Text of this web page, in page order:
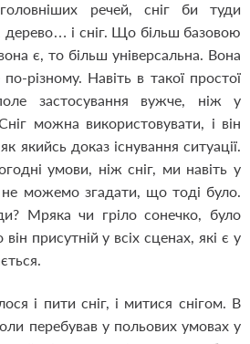
речей, сніг би туди
дерево… і сніг. Що більш базовою
є, то більш універсальна. Вона
різному. Навіть в такої простої
застосування вужче, ніж у
можна використовувати, і він
якийсь доказ існування ситуації.
умови, ніж сніг, ми навіть у
не можемо згадати, що тоді було.
Мряка чи гріло сонечко, було
присутній у всіх сценах, які є у
і пити сніг, і митися снігом. В
перебував у польових умовах у